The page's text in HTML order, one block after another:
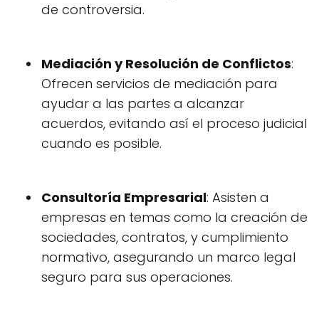
de controversia.
Mediación y Resolución de Conflictos:
Ofrecen servicios de mediación para
ayudar a las partes a alcanzar
acuerdos, evitando así el proceso judicial
cuando es posible.
Consultoría Empresarial: Asisten a
empresas en temas como la creación de
sociedades, contratos, y cumplimiento
normativo, asegurando un marco legal
seguro para sus operaciones.